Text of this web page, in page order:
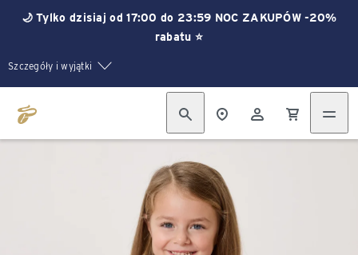
🌙 Tylko dzisiaj od 17:00 do 23:59 NOC ZAKUPÓW -20%
rabatu ⭐
Szczegóły i wyjątki